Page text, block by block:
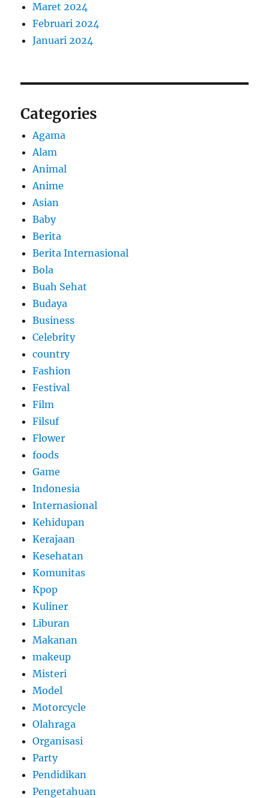
Maret 2024
Februari 2024
Januari 2024
Categories
Agama
Alam
Animal
Anime
Asian
Baby
Berita
Berita Internasional
Bola
Buah Sehat
Budaya
Business
Celebrity
country
Fashion
Festival
Film
Filsuf
Flower
foods
Game
Indonesia
Internasional
Kehidupan
Kerajaan
Kesehatan
Komunitas
Kpop
Kuliner
Liburan
Makanan
makeup
Misteri
Model
Motorcycle
Olahraga
Organisasi
Party
Pendidikan
Pengetahuan